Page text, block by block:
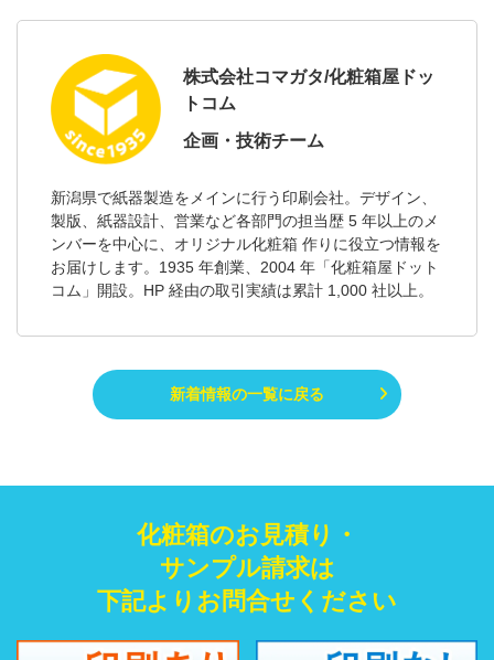
株式会社コマガタ/化粧箱屋ドッ
トコム
企画・技術チーム
新潟県で紙器製造をメインに行う印刷会社。デザイン、
製版、紙器設計、営業など各部門の担当歴 5 年以上のメ
ンバーを中心に、オリジナル化粧箱 作りに役立つ情報を
お届けします。1935 年創業、2004 年「化粧箱屋ドット
コム」開設。HP 経由の取引実績は累計 1,000 社以上。
新着情報の一覧に戻る
化粧箱のお見積り・
サンプル請求は
下記よりお問合せください